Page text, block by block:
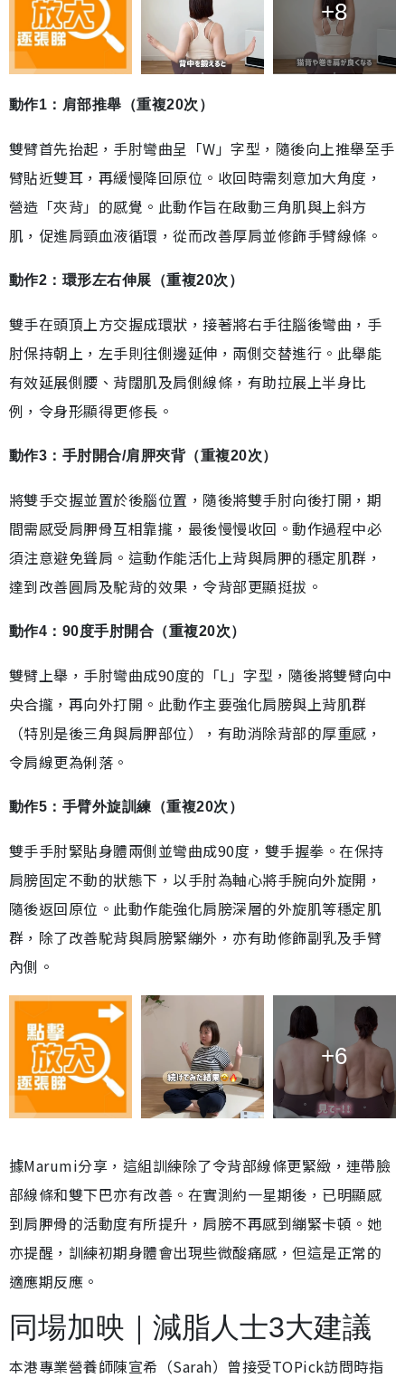
+8
動作1：肩部推舉（重複20次）
雙臂首先抬起，手肘彎曲呈「W」字型，隨後向上推舉至手
臂貼近雙耳，再緩慢降回原位。收回時需刻意加大角度，
營造「夾背」的感覺。此動作旨在啟動三角肌與上斜方
肌，促進肩頸血液循環，從而改善厚肩並修飾手臂線條。
動作2：環形左右伸展（重複20次）
雙手在頭頂上方交握成環狀，接著將右手往腦後彎曲，手
肘保持朝上，左手則往側邊延伸，兩側交替進行。此舉能
有效延展側腰、背闊肌及肩側線條，有助拉展上半身比
例，令身形顯得更修長。
動作3：手肘開合/肩胛夾背（重複20次）
將雙手交握並置於後腦位置，隨後將雙手肘向後打開，期
間需感受肩胛骨互相靠攏，最後慢慢收回。動作過程中必
須注意避免聳肩。這動作能活化上背與肩胛的穩定肌群，
達到改善圓肩及駝背的效果，令背部更顯挺拔。
動作4：90度手肘開合（重複20次）
雙臂上舉，手肘彎曲成90度的「L」字型，隨後將雙臂向中
央合攏，再向外打開。此動作主要強化肩膀與上背肌群
（特別是後三角與肩胛部位），有助消除背部的厚重感，
令肩線更為俐落。
動作5：手臂外旋訓練（重複20次）
雙手手肘緊貼身體兩側並彎曲成90度，雙手握拳。在保持
肩膀固定不動的狀態下，以手肘為軸心將手腕向外旋開，
隨後返回原位。此動作能強化肩膀深層的外旋肌等穩定肌
群，除了改善駝背與肩膀緊繃外，亦有助修飾副乳及手臂
內側。
+6
據Marumi分享，這組訓練除了令背部線條更緊緻，連帶臉
部線條和雙下巴亦有改善。在實測約一星期後，已明顯感
到肩胛骨的活動度有所提升，肩膀不再感到繃緊卡頓。她
亦提醒，訓練初期身體會出現些微酸痛感，但這是正常的
適應期反應。
同場加映｜減脂人士3大建議
本港專業營養師陳宣希（Sarah）曾接受TOPick訪問時指